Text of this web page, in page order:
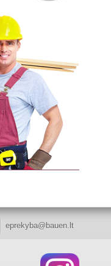
eprekyba@bauen.lt